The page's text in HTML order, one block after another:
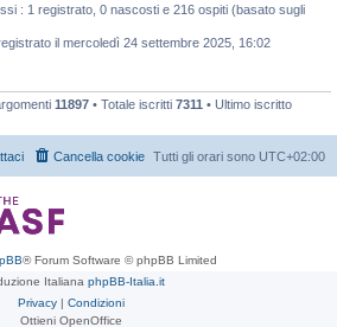
: 1 registrato, 0 nascosti e 216 ospiti (basato sugli
il mercoledì 24 settembre 2025, 16:02
11897 • Totale iscritti 7311 • Ultimo iscritto
Tutti gli orari sono UTC+02:00
Cancella cookie
® Forum Software © phpBB Limited
Italiana phpBB-Italia.it
Privacy | Condizioni
Ottieni OpenOffice